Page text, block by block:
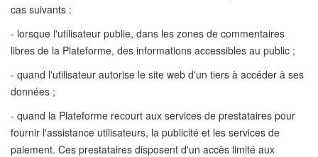
cas suivants :
- lorsque l'utilisateur publie, dans les zones de commentaires
libres de la Plateforme, des informations accessibles au public ;
- quand l'utilisateur autorise le site web d'un tiers à accéder à ses
données ;
- quand la Plateforme recourt aux services de prestataires pour
fournir l'assistance utilisateurs, la publicité et les services de
paiement. Ces prestataires disposent d'un accès limité aux